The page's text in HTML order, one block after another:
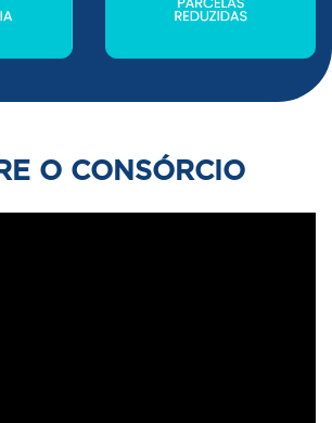
O CONSÓRCIO